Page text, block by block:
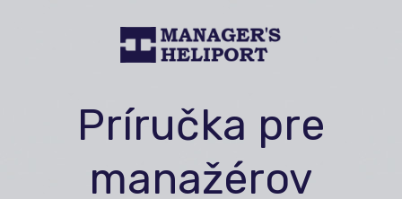
Príručka pre
manažérov